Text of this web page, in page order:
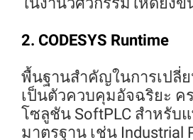
2. CODESYS Runtime
พื้นฐานสำคัญในการเปลี่
เป็นตัวควบคุมอัจฉริยะ ค
โซลูชัน SoftPLC สำหรับ
มาตรฐาน เช่น Industrial